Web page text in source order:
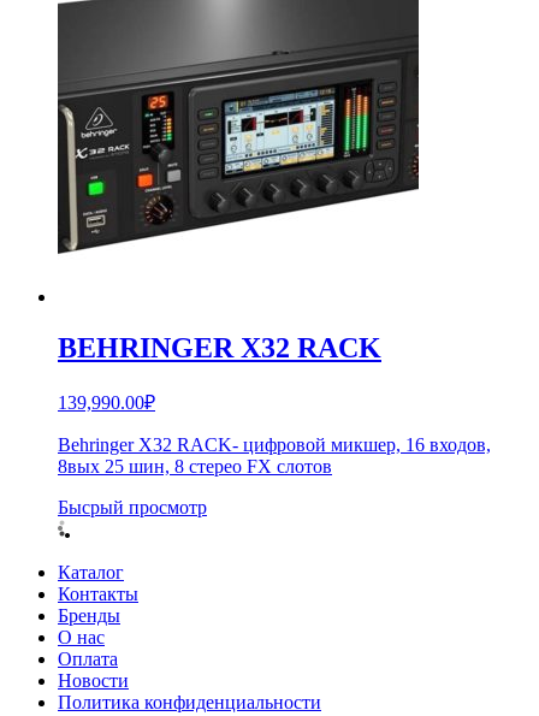
BEHRINGER X32 RACK
139,990.00₽
Behringer X32 RACK- цифровой микшер, 16 входов,
8вых 25 шин, 8 стерео FX слотов
Бысрый просмотр
Каталог
Контакты
Бренды
О нас
Оплата
Новости
Политика конфиденциальности